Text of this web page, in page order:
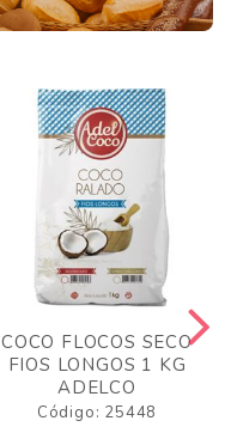
COCO FLOCOS SECO
FIOS LONGOS 1 KG
ADELCO
Código: 25448